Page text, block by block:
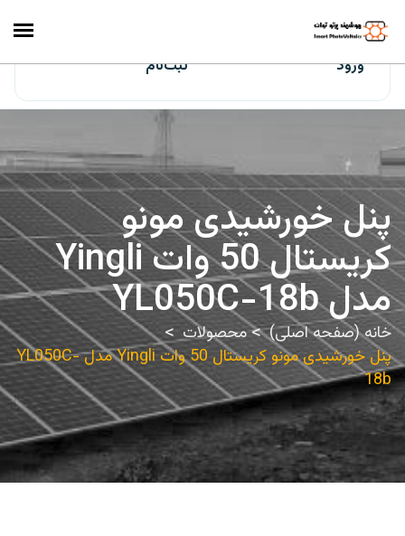
ایران‌سولار
ورود ثبت‌نام
پنل خورشیدی مونو
کریستال 50 وات Yingli
مدل YL050C-18b
خانه (صفحه اصلی)
محصولات
پنل خورشیدی مونو کریستال 50 وات Yingli مدل YL050C-
18b